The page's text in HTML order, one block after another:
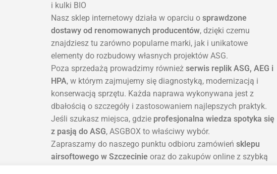
i kulki BIO
Nasz sklep internetowy działa w oparciu o sprawdzone
dostawy od renomowanych producentów, dzięki czemu
znajdziesz tu zarówno popularne marki, jak i unikatowe
elementy do rozbudowy własnych projektów ASG.
Poza sprzedażą prowadzimy również serwis replik ASG, AEG i
HPA, w którym zajmujemy się diagnostyką, modernizacją i
konserwacją sprzętu. Każda naprawa wykonywana jest z
dbałością o szczegóły i zastosowaniem najlepszych praktyk.
Jeśli szukasz miejsca, gdzie profesjonalna wiedza spotyka się
z pasją do ASG, ASGBOX to właściwy wybór.
Zapraszamy do naszego punktu odbioru zamówień sklepu
airsoftowego w Szczecinie oraz do zakupów online z szybką